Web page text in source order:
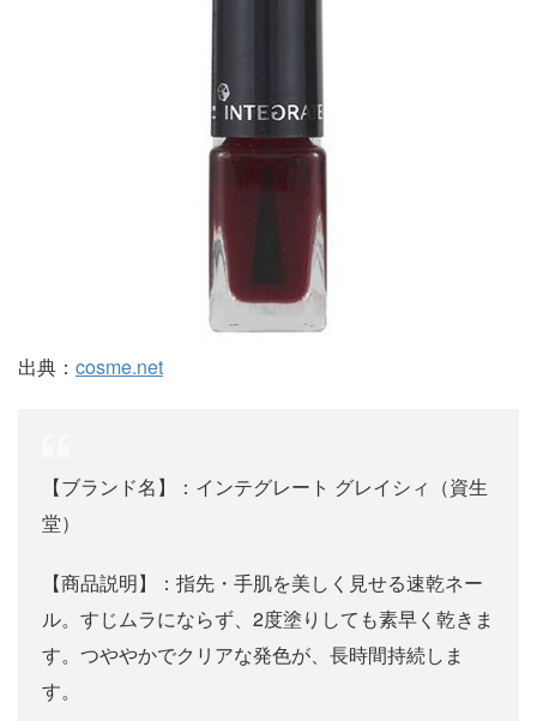
出典： cosme.net
【ブランド名】：インテグレート グレイシィ（資生
堂）
【商品説明】：指先・手肌を美しく見せる速乾ネー
ル。すじムラにならず、2度塗りしても素早く乾きま
す。つややかでクリアな発色が、長時間持続しま
す。